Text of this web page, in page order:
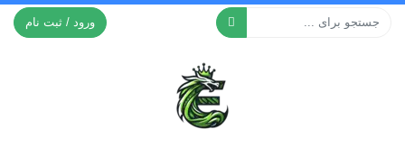
ورود / ثبت نام